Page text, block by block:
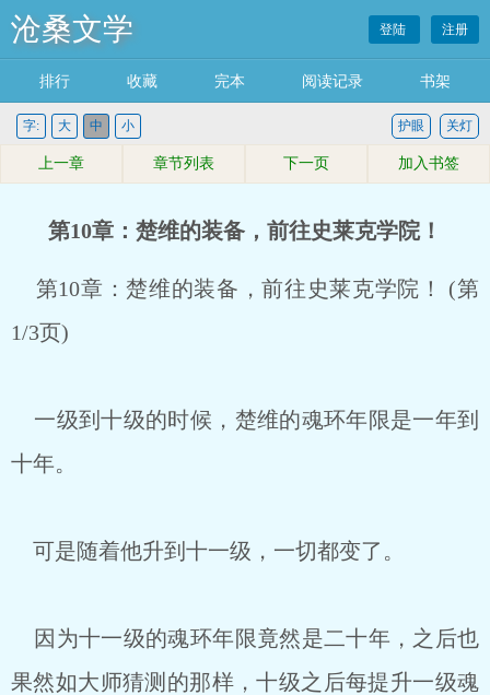
沧桑文学 登陆 注册
排行 收藏 完本 阅读记录 书架
字: 大 中 小 关灯
护眼
上一章 章节列表 下一页 加入书签
第10章：楚维的装备，前往史莱克学院！
第10章：楚维的装备，前往史莱克学院！ (第
1/3页)
一级到十级的时候，楚维的魂环年限是一年到
十年。
可是随着他升到十一级，一切都变了。
因为十一级的魂环年限竟然是二十年，之后也
果然如大师猜测的那样，十级之后每提升一级魂